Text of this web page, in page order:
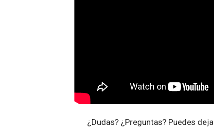
¿Dudas? ¿Preguntas? Puedes